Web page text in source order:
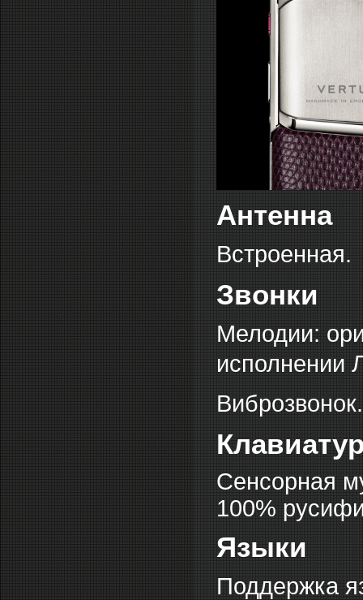
Антенна
Встроенная.
Звонки
Мелодии:
исполнении
Виброзвонок.
Сенсорная
100%
Языки
Поддержка